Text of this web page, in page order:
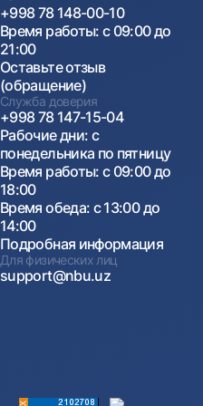
+998 78 148-00-10
Время работы: с 09:00 до
21:00
Оставьте отзыв
(обращение)
Служба доверия
+998 78 147-15-04
Рабочие дни: с
понедельника по пятницу
Время работы: с 09:00 до
18:00
Время обеда: с 13:00 до
14:00
Подробная информация
Для физических лиц
support@nbu.uz